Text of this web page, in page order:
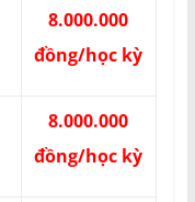
8.000.000
đồng/học kỳ
8.000.000
đồng/học kỳ